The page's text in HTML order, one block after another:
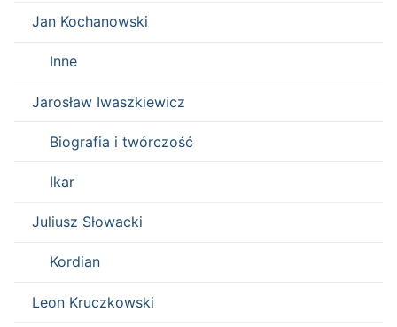
Jan Kochanowski
Inne
Jarosław Iwaszkiewicz
Biografia i twórczość
Ikar
Juliusz Słowacki
Kordian
Leon Kruczkowski